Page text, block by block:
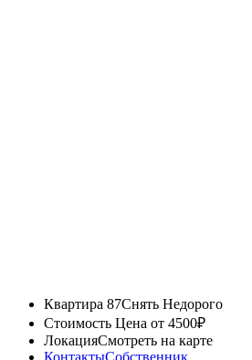
Квартира 87Снять Недорого
Стоимость Цена от 4500₽
ЛокацияСмотреть на карте
КонтактыСобственник